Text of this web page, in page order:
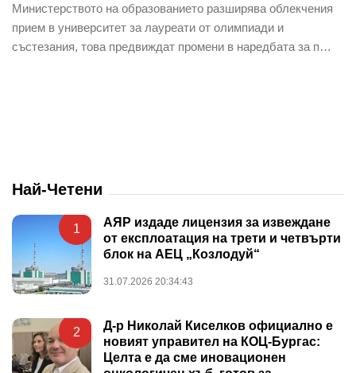
Министерството на образованието разширява облекчения
прием в университет за лауреати от олимпиади и
състезания, това предвиждат промени в наредбата за п…
Най-Четени
1
АЯР издаде лицензия за извеждане
от експлоатация на трети и четвърти
блок на АЕЦ „Козлодуй“
31.07.2026 20:34:43
2
Д-р Николай Киселков официално е
новият управител на КОЦ-Бургас:
Целта е да сме иновационен